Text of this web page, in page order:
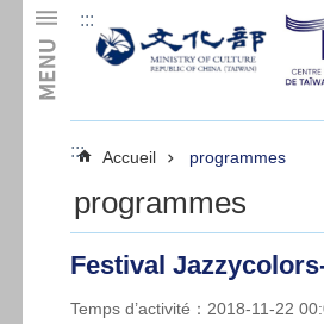
:::
::: Accueil programmes
programmes
Festival
Temps d’activité：2018-11-22